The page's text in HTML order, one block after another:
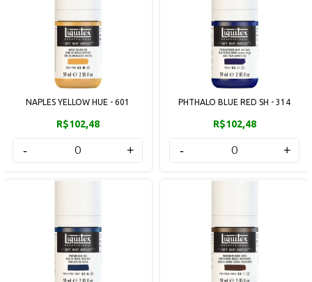
NAPLES YELLOW HUE - 601
R$102,48
- +
PHTHALO BLUE RED SH - 314
R$102,48
- +